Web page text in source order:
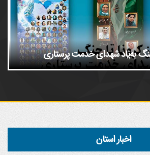
جنگ به‌یاد شهدای خدمت پرستاری
اخبار استان